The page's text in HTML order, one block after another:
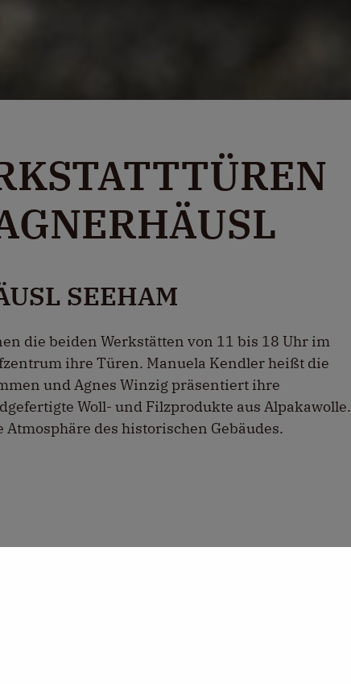
SEEHAM
die beiden Werkstätten von 11 bis 18 Uhr im
ihre Türen. Manuela Kendler heißt die
und Agnes Winzig präsentiert ihre
Woll- und Filzprodukte aus Alpakawolle.
des historischen Gebäudes.